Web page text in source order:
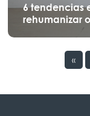
6 tendencias
rehumanizar
«